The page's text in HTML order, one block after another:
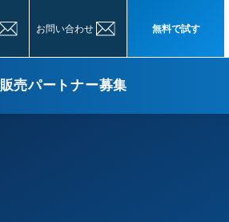
お問い合わせ 無料で試す
販売パートナー募集